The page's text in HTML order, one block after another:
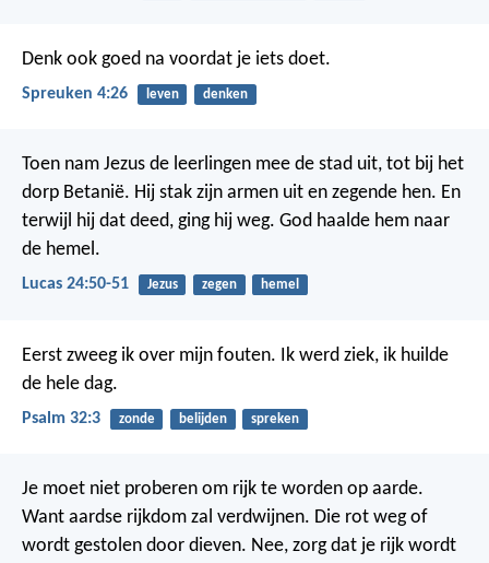
Denk ook goed na voordat je iets doet.
Spreuken 4:26 leven denken
Toen nam Jezus de leerlingen mee de stad uit, tot bij het
dorp Betanië. Hij stak zijn armen uit en zegende hen. En
terwijl hij dat deed, ging hij weg. God haalde hem naar
de hemel.
Lucas 24:50-51 Jezus zegen hemel
Eerst zweeg ik over mijn fouten. Ik werd ziek, ik huilde
de hele dag.
Psalm 32:3 zonde belijden spreken
Je moet niet proberen om rijk te worden op aarde.
Want aardse rijkdom zal verdwijnen. Die rot weg of
wordt gestolen door dieven. Nee, zorg dat je rijk wordt